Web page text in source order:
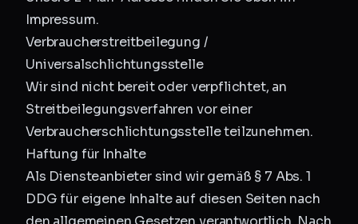
Impressum.
Verbraucherstreitbeilegung /
Universalschlichtungsstelle
Wir sind nicht bereit oder verpflichtet, an
Streitbeilegungsverfahren vor einer
Verbraucherschlichtungsstelle teilzunehmen.
Haftung für Inhalte
Als Diensteanbieter sind wir gemäß § 7 Abs. 1
DDG für eigene Inhalte auf diesen Seiten nach